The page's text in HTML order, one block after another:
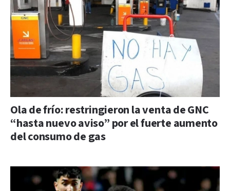
Ola de frío: restringieron la venta de GNC
“hasta nuevo aviso” por el fuerte aumento
del consumo de gas